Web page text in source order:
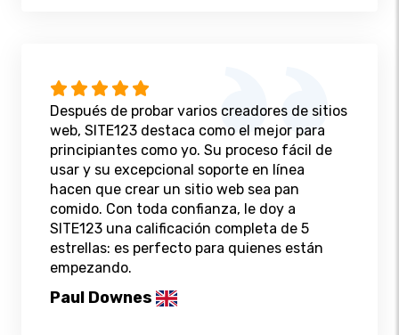
Después de probar varios creadores de sitios
web, SITE123 destaca como el mejor para
principiantes como yo. Su proceso fácil de
usar y su excepcional soporte en línea
hacen que crear un sitio web sea pan
comido. Con toda confianza, le doy a
SITE123 una calificación completa de 5
estrellas: es perfecto para quienes están
empezando.
Paul Downes